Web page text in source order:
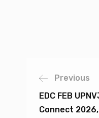
Previous
EDC FEB
Connect